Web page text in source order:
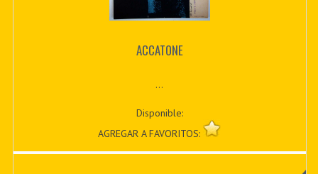
ACCATONE
...
Disponible:
AGREGAR A FAVORITOS: